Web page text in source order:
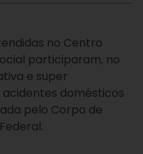
no Centro
participaram, no
e super
domésticos
pelo Corpo de